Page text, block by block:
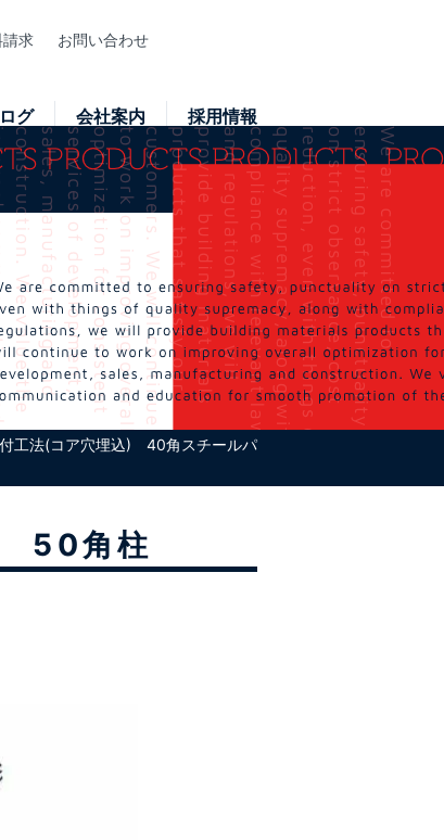
請求
お問い合わせ
グ 会社案内 採用情報
法(コア穴埋込) 40角スチールパ
50角柱